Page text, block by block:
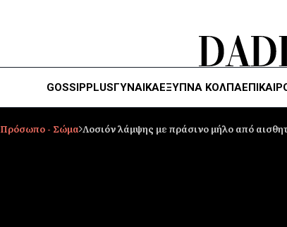
GOSSIPPLUSΓΥΝΑΙΚΑΈΞΥΠΝΑ ΚΌΛΠΑ
Πρόσωπο - Σώμα Λοσιόν λάμψης με πράσινο μήλο από